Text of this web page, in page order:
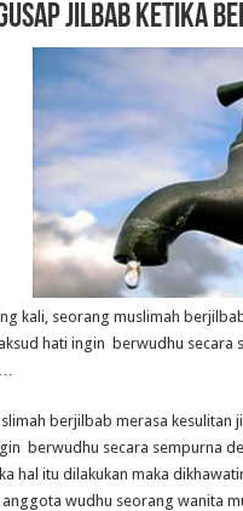
Jilbab Ketika
kali, seorang muslimah
hati ingin berwudhu
berjilbab merasa kesulitan
berwudhu secara sempurna
hal itu dilakukan maka
wudhu seorang wanita